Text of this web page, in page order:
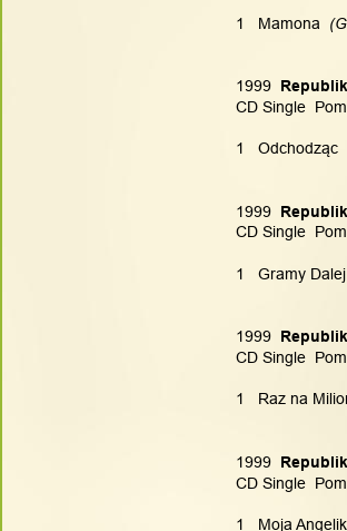
1   Mamona
1999
CD Single
1   Odchodząc
1999
CD Single
1   Gramy Dalej
1999
CD Single
1   Raz na
1999
CD Single
1   Moja